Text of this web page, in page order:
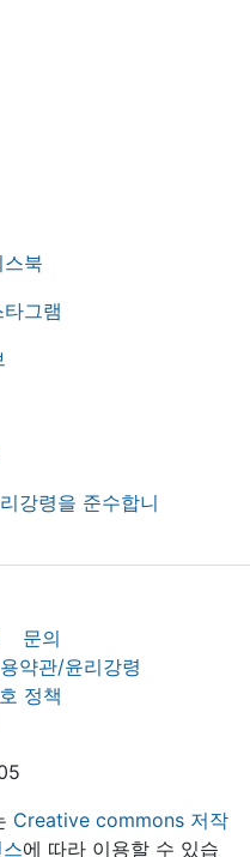
문의
약관/윤리강령
정책
Creative commons 저작
에 따라 이용할 수 있습